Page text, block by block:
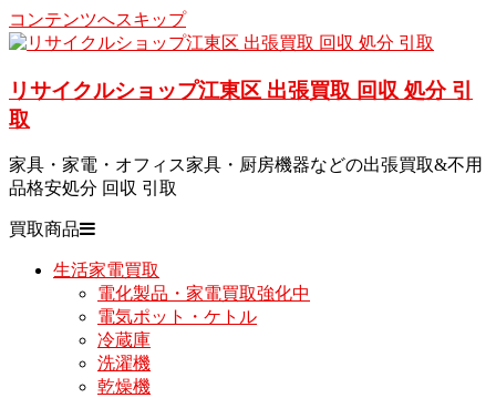
コンテンツへスキップ
リサイクルショップ江東区 出張買取 回収 処分 引
取
家具・家電・オフィス家具・厨房機器などの出張買取&不用
品格安処分 回収 引取
買取商品
生活家電買取
電化製品・家電買取強化中
電気ポット・ケトル
冷蔵庫
洗濯機
乾燥機